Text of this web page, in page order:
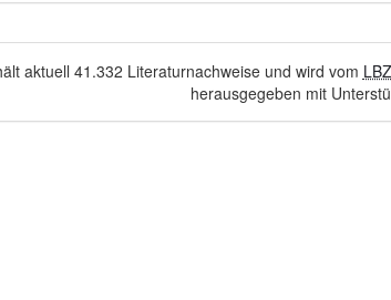
aktuell 41.332 Literaturnachweise und wird vom LBZ
herausgegeben mit